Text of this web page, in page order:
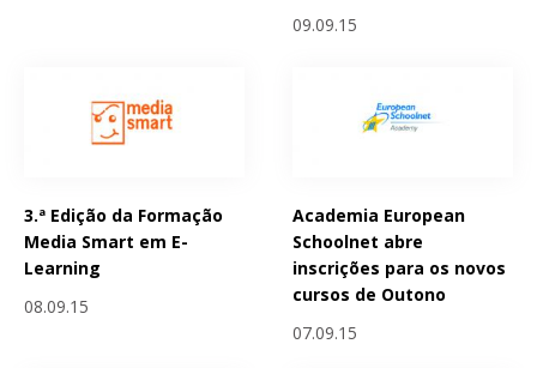
09.09.15
3.ª Edição da Formação
Media Smart em E-
Learning
08.09.15
Academia European
Schoolnet abre
inscrições para os novos
cursos de Outono
07.09.15